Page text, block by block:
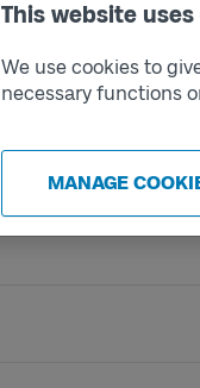
This website
We use cookies to
necessary functions
MANAGE